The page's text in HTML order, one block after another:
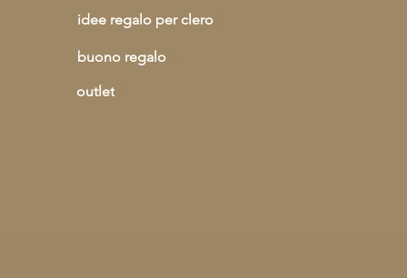
idee regalo per clero
buono regalo
outlet